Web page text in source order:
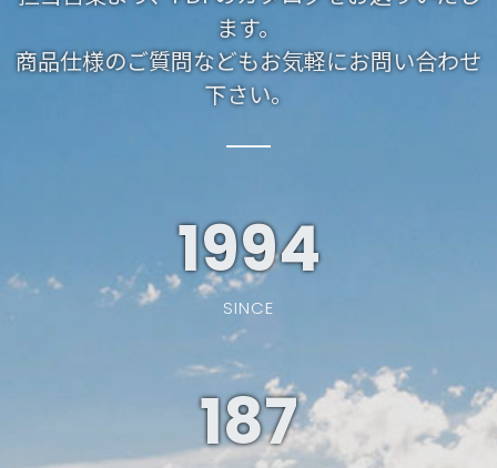
ます。
商品仕様のご質問などもお気軽にお問い合わせ
下さい。
1994
SINCE
187